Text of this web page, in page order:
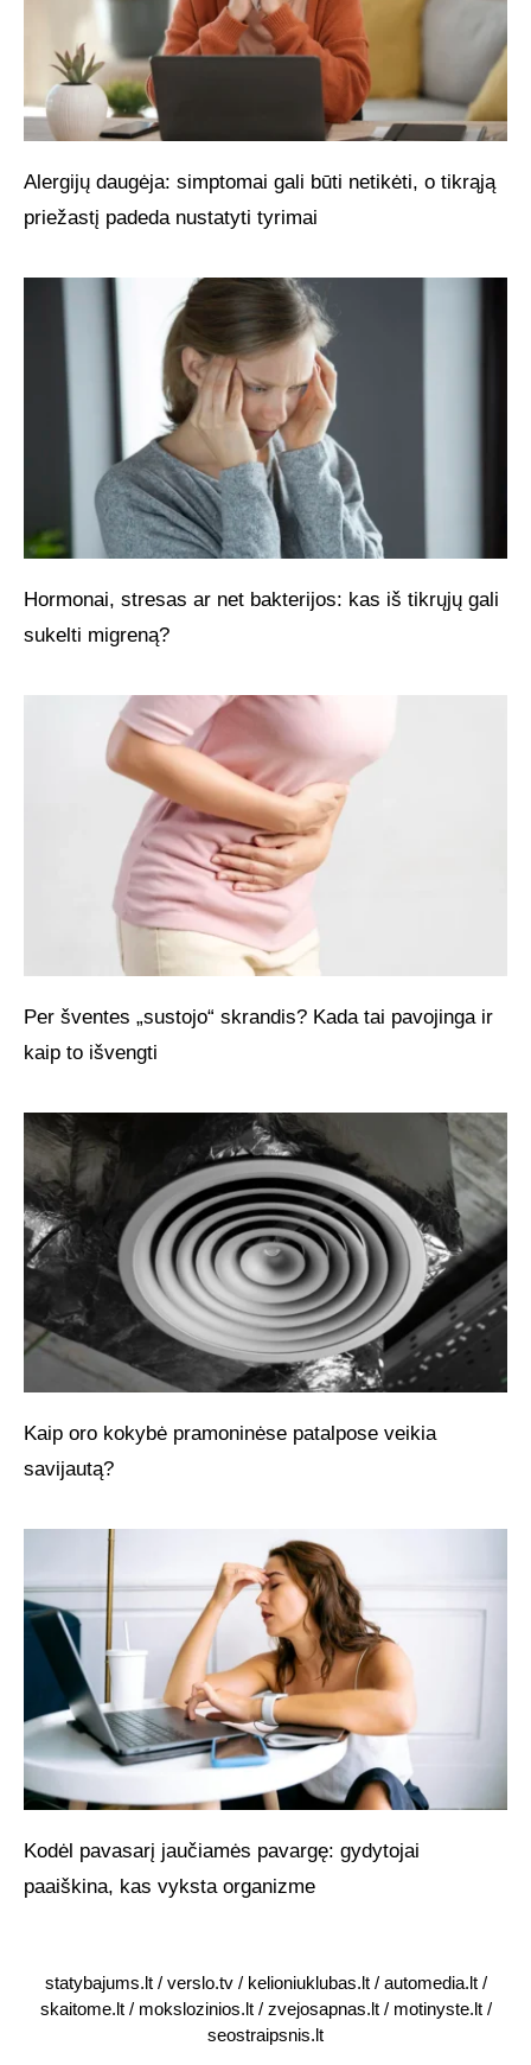
Alergijų daugėja: simptomai gali būti netikėti, o tikrąją
priežastį padeda nustatyti tyrimai
Hormonai, stresas ar net bakterijos: kas iš tikrųjų gali
sukelti migreną?
Per šventes „sustojo“ skrandis? Kada tai pavojinga ir
kaip to išvengti
Kaip oro kokybė pramoninėse patalpose veikia
savijautą?
Kodėl pavasarį jaučiamės pavargę: gydytojai
paaiškina, kas vyksta organizme
statybajums.lt/ verslo.tv/ kelioniuklubas.lt/ automedia.lt/
skaitome.lt/ mokslozinios.lt/ zvejosapnas.lt/ motinyste.lt/
seostraipsnis.lt